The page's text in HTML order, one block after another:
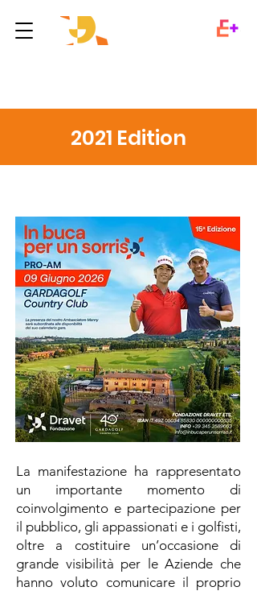
2021 Edition
La manifestazione ha rappresentato
un importante momento di
coinvolgimento e partecipazione per
il pubblico, gli appassionati e i golfisti,
oltre a costituire un’occasione di
grande visibilità per le Aziende che
hanno voluto comunicare il proprio